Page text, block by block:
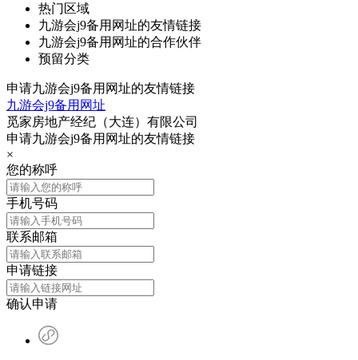
热门区域
九游会j9备用网址的友情链接
九游会j9备用网址的合作伙伴
预留分类
申请九游会j9备用网址的友情链接
九游会j9备用网址
觅家房地产经纪（大连）有限公司
申请九游会j9备用网址的友情链接
×
您的称呼
手机号码
联系邮箱
申请链接
确认申请